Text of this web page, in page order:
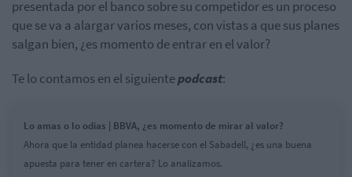
presentada por el banco sobre su competidor es un proceso
que se va a alargar varios meses, con vistas a que sus planes
salgan bien, ¿es momento de entrar en el valor?
Te lo contamos en el siguientepodcast:
Lo amas o lo odias | BBVA, ¿es momento de mirar al valor?
Ahora que la entidad planea hacerse con el Sabadell, ¿es una buena
apuesta para tener en cartera? Lo analizamos.